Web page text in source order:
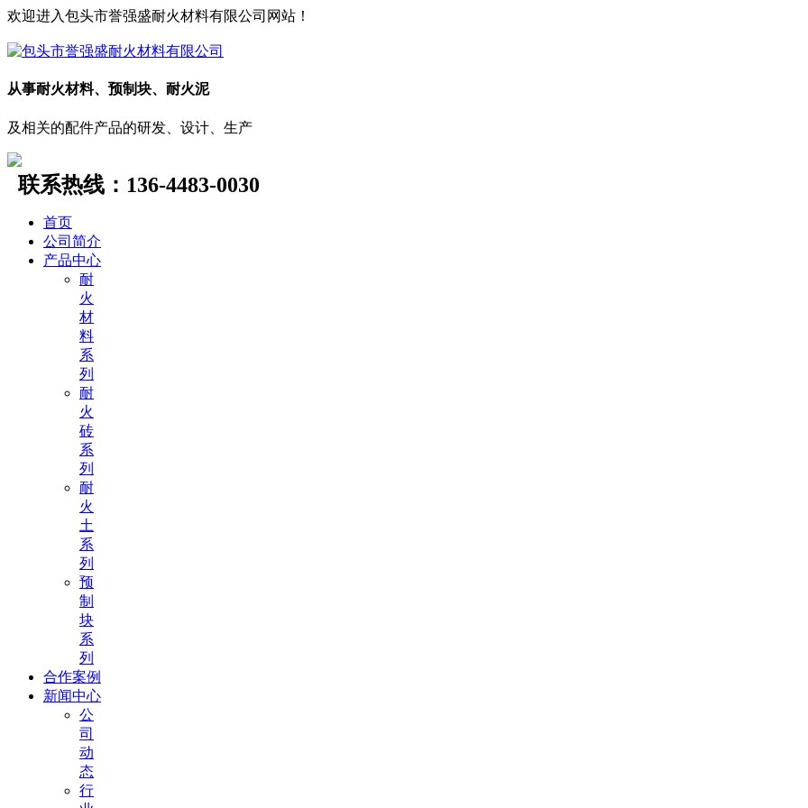
欢迎进入包头市誉强盛耐火材料有限公司网站！
从事耐火材料、预制块、耐火泥
及相关的配件产品的研发、设计、生产
联系热线： 136-4483-0030
首页
公司简介
产品中心
耐
火
材
料
系
列
耐
火
砖
系
列
耐
火
土
系
列
预
制
块
系
列
合作案例
新闻中心
公
司
动
态
行